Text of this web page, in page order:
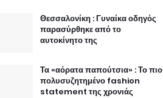
Θεσσαλονίκη : Γυναίκα οδηγός
παρασύρθηκε από το
αυτοκίνητο της
Τα «αόρατα παπούτσια» : Το πιο
πολυσυζητημένο fashion
statement της χρονιάς